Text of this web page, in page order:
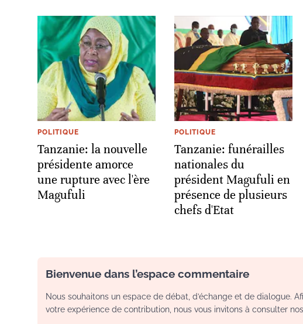
POLITIQUE
Tanzanie: la nouvelle
présidente amorce
une rupture avec l'ère
Magufuli
POLITIQUE
Tanzanie: funérailles
nationales du
président Magufuli en
présence de plusieurs
chefs d'Etat
Bienvenue dans l’espace commentaire
Nous souhaitons un espace de débat, d’échange et de dialogue.
votre expérience de contribution, nous vous invitons à consulter